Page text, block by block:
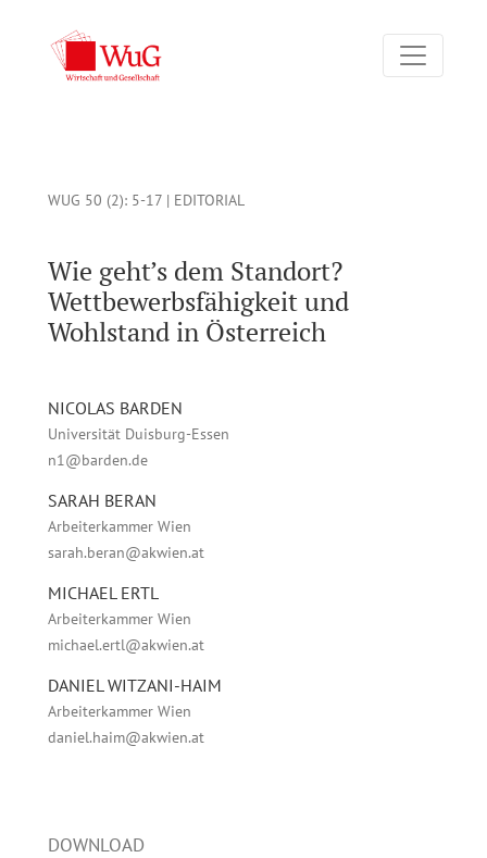
WUG 50 (2): 5-17 | EDITORIAL
Wie geht’s dem Standort?
Wettbewerbsfähigkeit und
Wohlstand in Österreich
NICOLAS BARDEN
Universität Duisburg-Essen
n1@barden.de
SARAH BERAN
Arbeiterkammer Wien
sarah.beran@akwien.at
MICHAEL ERTL
Arbeiterkammer Wien
michael.ertl@akwien.at
DANIEL WITZANI-HAIM
Arbeiterkammer Wien
daniel.haim@akwien.at
DOWNLOAD